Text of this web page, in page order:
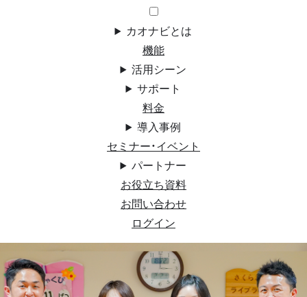
カオナビとは
機能
活用シーン
サポート
料金
導入事例
セミナー・イベント
パートナー
お役立ち資料
お問い合わせ
ログイン